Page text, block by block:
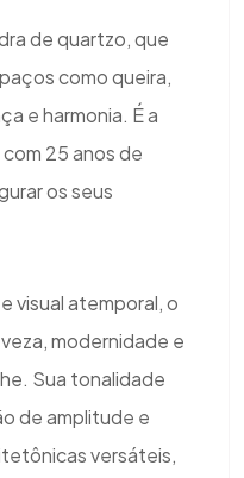
de quartzo, que
como queira,
e harmonia. É a
25 anos de
os seus
visual atemporal, o
modernidade e
Sua tonalidade
de amplitude e
versáteis,